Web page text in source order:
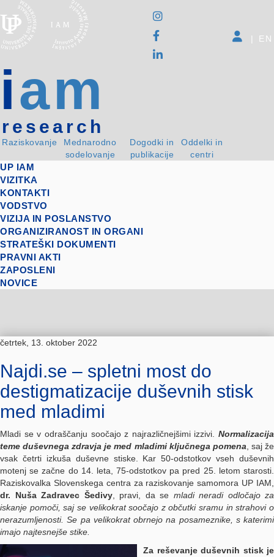
iam
research
Raziskovanje
Mednarodno
sodelovanje
Dogodki in
publikacije
Oddelki in
centri
| EN
UP IAM
VIZITKA
KONTAKTI
VODSTVO
VIZIJA IN POSLANSTVO
ORGANIZIRANOST IN ORGANI
STRATEŠKI DOKUMENTI
PRAVNI AKTI
ZAPOSLENI
NOVICE
četrtek, 13. oktober 2022
Najdi.se – spletni most do
destigmatizacije duševnih stisk
med mladimi
Mladi se v odraščanju soočajo z najrazličnejšimi izzivi. Normalizacija
teme duševnega zdravja je med mladimi ključnega pomena , saj že
vsak četrti izkuša duševne stiske. Kar 50-odstotkov vseh duševnih
motenj se začne do 14. leta, 75-odstotkov pa pred 25. letom starosti.
Raziskovalka Slovenskega centra za raziskovanje samomora UP IAM,
dr.
Nuša Zadravec Šedivy, pravi, da se mladi neradi odločajo za
iskanje pomoči, saj se velikokrat soočajo z občutki sramu in strahovi o
nerazumljenosti. Se pa velikokrat obrnejo na posameznike, s katerimi
imajo najtesnejše stike.
Za reševanje duševnih stisk je